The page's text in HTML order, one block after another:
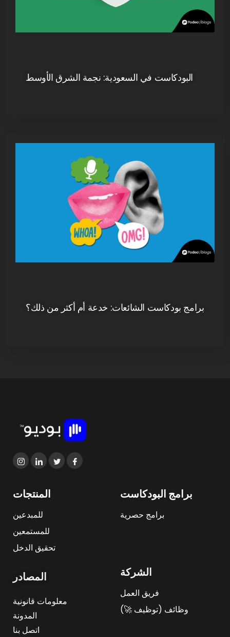
البودكاست في السعودية: نجمة الشرق الأوسط
برامج بودكاست الشائعات: خدعة أم أكثر من ذلك؟
المنتجات
للمبدعين
للمستمعين
تحقيق الدخل
برامج البودكاست
برامج حصرية
المصادر
معلومات قانونية
المدونة
اتصل بنا
الشركة
فريق العمل
وظائف (توظيف 🚀)